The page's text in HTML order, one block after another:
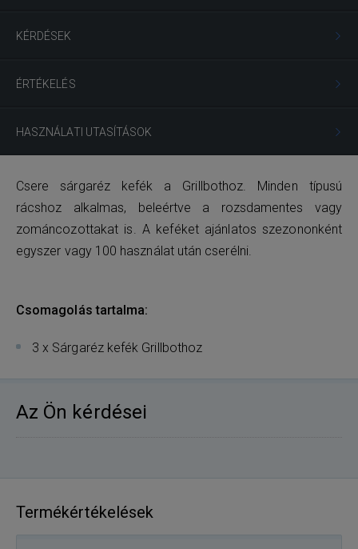
KÉRDÉSEK
ÉRTÉKELÉS
HASZNÁLATI UTASÍTÁSOK
Csere sárgaréz kefék a Grillbothoz. Minden típusú
rácshoz alkalmas, beleértve a rozsdamentes vagy
zománcozottakat is. A keféket ajánlatos szezononként
egyszer vagy 100 használat után cserélni.
Csomagolás tartalma:
3 x Sárgaréz kefék Grillbothoz
Az Ön kérdései
Termékértékelések